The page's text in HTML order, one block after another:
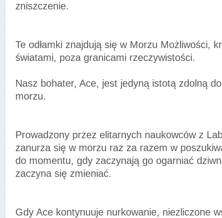
zniszczenie.
Te odłamki znajdują się w Morzu Możliwości,
światami, poza granicami rzeczywistości.
Nasz bohater, Ace, jest jedyną istotą zdolną
morzu.
Prowadzony przez elitarnych naukowców z
zanurza się w morzu raz za razem w
do momentu, gdy zaczynają go ogarniać
zaczyna się zmieniać.
Gdy Ace kontynuuje nurkowanie, niezliczone